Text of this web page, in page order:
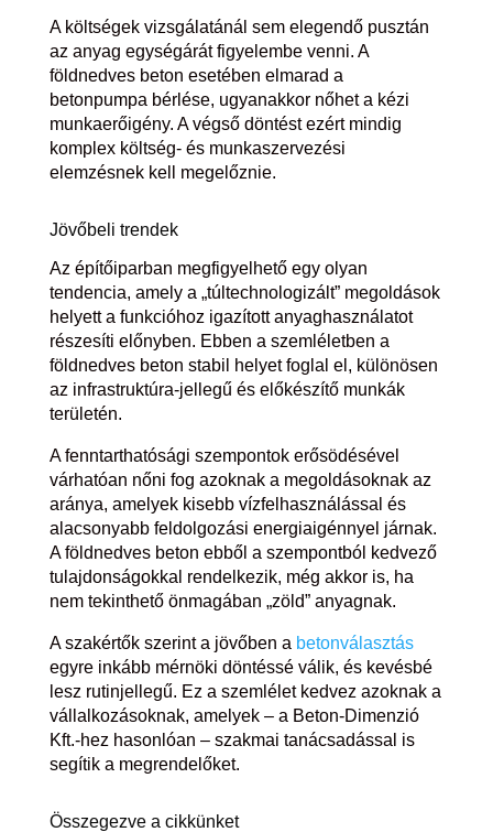
A költségek vizsgálatánál sem elegendő pusztán
az anyag egységárát figyelembe venni. A
földnedves beton esetében elmarad a
betonpumpa bérlése, ugyanakkor nőhet a kézi
munkaerőigény. A végső döntést ezért mindig
komplex költség- és munkaszervezési
elemzésnek kell megelőznie.
Jövőbeli trendek
Az építőiparban megfigyelhető egy olyan
tendencia, amely a „túltechnologizált” megoldások
helyett a funkcióhoz igazított anyaghasználatot
részesíti előnyben. Ebben a szemléletben a
földnedves beton stabil helyet foglal el, különösen
az infrastruktúra-jellegű és előkészítő munkák
területén.
A fenntarthatósági szempontok erősödésével
várhatóan nőni fog azoknak a megoldásoknak az
aránya, amelyek kisebb vízfelhasználással és
alacsonyabb feldolgozási energiaigénnyel járnak.
A földnedves beton ebből a szempontból kedvező
tulajdonságokkal rendelkezik, még akkor is, ha
nem tekinthető önmagában „zöld” anyagnak.
A szakértők szerint a jövőben a betonválasztás
egyre inkább mérnöki döntéssé válik, és kevésbé
lesz rutinjellegű. Ez a szemlélet kedvez azoknak a
vállalkozásoknak, amelyek – a Beton-Dimenzió
Kft.-hez hasonlóan – szakmai tanácsadással is
segítik a megrendelőket.
Összegezve a cikkünket